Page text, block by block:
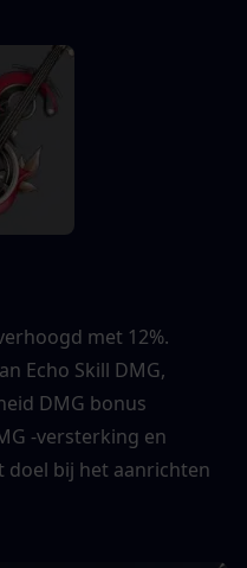
met 12%.
Echo Skill DMG,
DMG bonus
-versterking en
doel bij het aanrichten